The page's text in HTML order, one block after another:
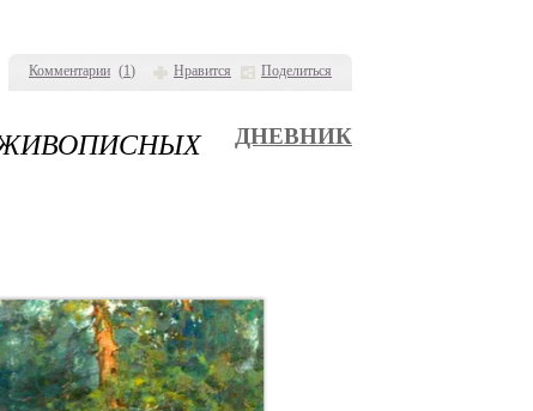
Комментарии (1) Нравится Поделиться
ДНЕВНИК